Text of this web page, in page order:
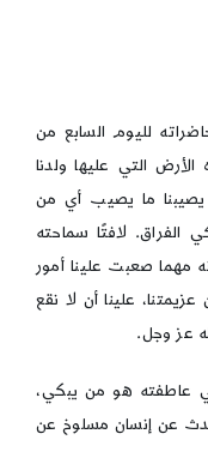
لليوم السابع من
الأرض التي عليها ولدنا
يصيبنا ما يصيب أي من
الفراق. لافتًا سماحته
مهما صعبت علينا أمور
علينا أن لا نقع
عز وجل.
عاطفته هو من يبكي،
عن إنسان مسلوخ عن